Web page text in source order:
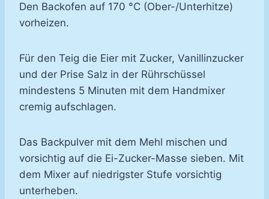
Den Backofen auf 170 °C (Ober-/Unterhitze)
vorheizen.
Für den Teig die Eier mit Zucker, Vanillinzucker
und der Prise Salz in der Rührschüssel
mindestens 5 Minuten mit dem Handmixer
cremig aufschlagen.
Das Backpulver mit dem Mehl mischen und
vorsichtig auf die Ei-Zucker-Masse sieben. Mit
dem Mixer auf niedrigster Stufe vorsichtig
unterheben.